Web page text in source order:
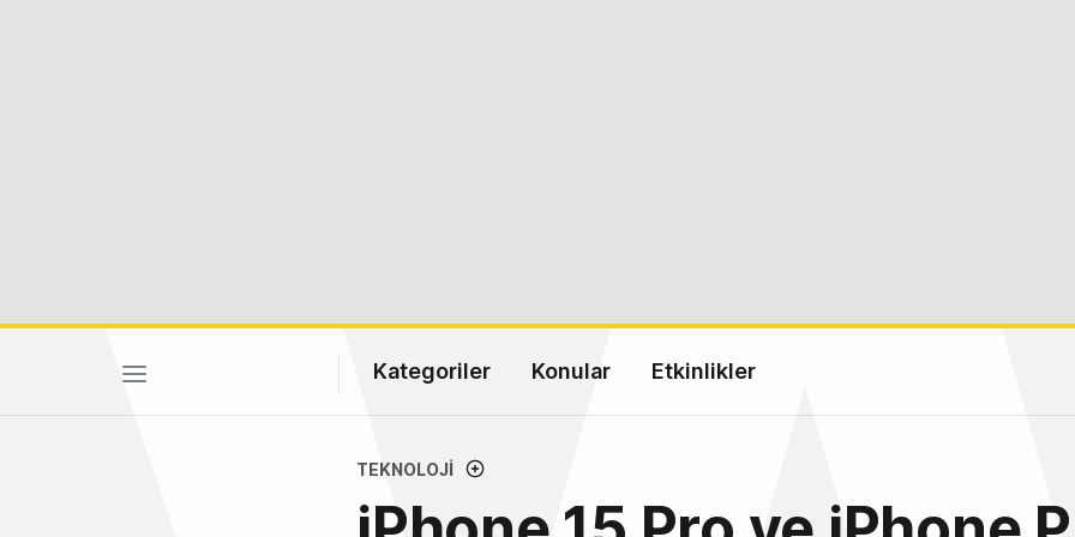
Kategoriler Konular Etkinlikler
TEKNOLOJI